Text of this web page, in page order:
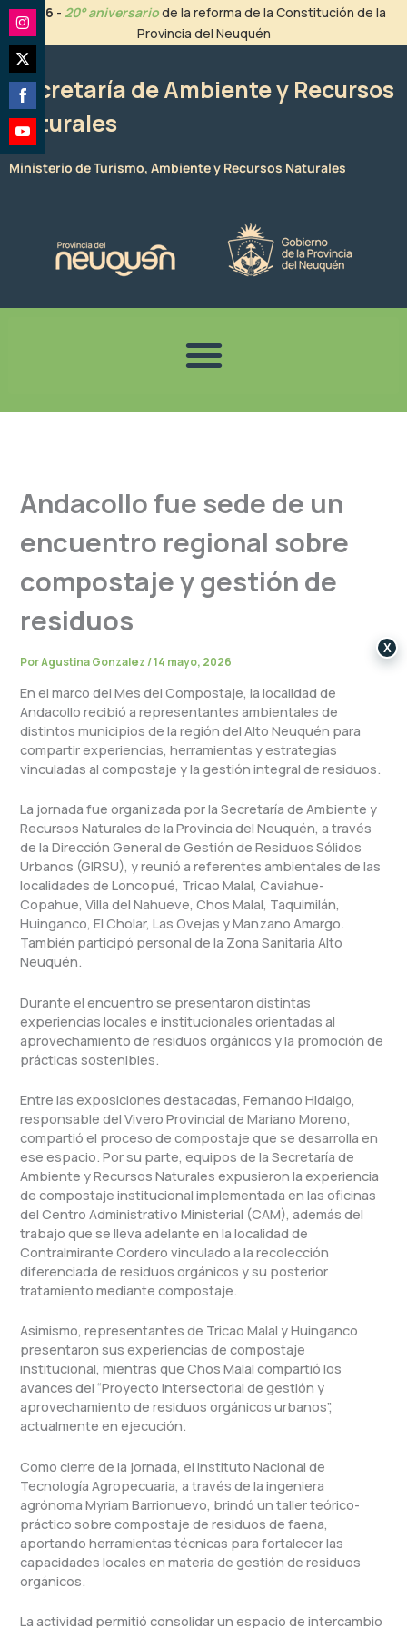
contenido
2026 - 20° aniversariode la reforma de la Constitución de la
Provincia del Neuquén
Secretaría de Ambiente y Recursos
Naturales
Ministerio de Turismo, Ambiente y Recursos Naturales
Andacollo fue sede de un
encuentro regional sobre
compostaje y gestión de
residuos
PorAgustina Gonzalez/14 mayo, 2026
En el marco del Mes del Compostaje, la localidad de
Andacollo recibió a representantes ambientales de
distintos municipios de la región del Alto Neuquén para
compartir experiencias, herramientas y estrategias
vinculadas al compostaje y la gestión integral de residuos.
La jornada fue organizada por la Secretaría de Ambiente y
Recursos Naturales de la Provincia del Neuquén, a través
de la Dirección General de Gestión de Residuos Sólidos
Urbanos (GIRSU), y reunió a referentes ambientales de las
localidades de Loncopué, Tricao Malal, Caviahue-
Copahue, Villa del Nahueve, Chos Malal, Taquimilán,
Huinganco, El Cholar, Las Ovejas y Manzano Amargo.
También participó personal de la Zona Sanitaria Alto
Neuquén.
Durante el encuentro se presentaron distintas
experiencias locales e institucionales orientadas al
aprovechamiento de residuos orgánicos y la promoción de
prácticas sostenibles.
Entre las exposiciones destacadas, Fernando Hidalgo,
responsable del Vivero Provincial de Mariano Moreno,
compartió el proceso de compostaje que se desarrolla en
ese espacio. Por su parte, equipos de la Secretaría de
Ambiente y Recursos Naturales expusieron la experiencia
de compostaje institucional implementada en las oficinas
del Centro Administrativo Ministerial (CAM), además del
trabajo que se lleva adelante en la localidad de
Contralmirante Cordero vinculado a la recolección
diferenciada de residuos orgánicos y su posterior
tratamiento mediante compostaje.
Asimismo, representantes de Tricao Malal y Huinganco
presentaron sus experiencias de compostaje
institucional, mientras que Chos Malal compartió los
avances del “Proyecto intersectorial de gestión y
aprovechamiento de residuos orgánicos urbanos”,
actualmente en ejecución.
Como cierre de la jornada, el Instituto Nacional de
Tecnología Agropecuaria, a través de la ingeniera
agrónoma Myriam Barrionuevo, brindó un taller teórico-
práctico sobre compostaje de residuos de faena,
aportando herramientas técnicas para fortalecer las
capacidades locales en materia de gestión de residuos
orgánicos.
La actividad permitió consolidar un espacio de intercambio
Share
on
Instagram
Share
on
Twitter
Share
on
Facebook
Share
on
X